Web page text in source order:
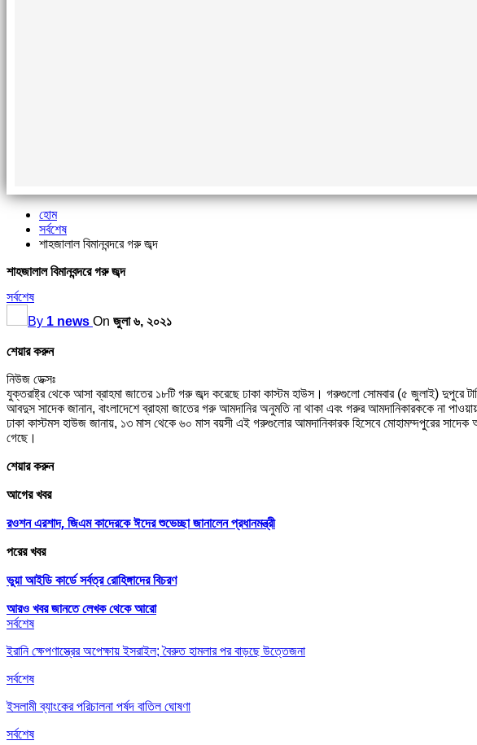
হোম
সর্বশেষ
শাহজালাল বিমানবন্দরে গরু জব্দ
শাহজালাল বিমানবন্দরে গরু জব্দ
সর্বশেষ
By 1 news On জুলা ৬, ২০২১
শেয়ার করুন
নিউজ ডেক্সঃ
যুক্তরাষ্ট্র থেকে আসা ব্রাহমা জাতের ১৮টি গরু জব্দ করেছে ঢাকা কাস্টম হাউস। গরুগুলো সোমবার (৫ জুলাই) দুপুরে
আবদুস সাদেক জানান, বাংলাদেশে ব্রাহমা জাতের গরু আমদানির অনুমতি না থাকা এবং গরুর আমদানিকারককে না
ঢাকা কাস্টমস হাউজ জানায়, ১৩ মাস থেকে ৬০ মাস বয়সী এই গরুগুলোর আমদানিকারক হিসেবে মোহামম্দপুরের সাদেক
গেছে।
শেয়ার করুন
আগের খবর
রওশন এরশাদ, জিএম কাদেরকে ঈদের শুভেচ্ছা জানালেন প্রধানমন্ত্রী
পরের খবর
ভুয়া আইডি কার্ডে সর্বত্র রোহিঙ্গাদের বিচরণ
আরও খবর জানতে লেখক থেকে আরো
সর্বশেষ
ইরানি ক্ষেপণাস্ত্রের অপেক্ষায় ইসরাইল; বৈরুত হামলার পর বাড়ছে উত্তেজনা
সর্বশেষ
ইসলামী ব্যাংকের পরিচালনা পর্ষদ বাতিল ঘোষণা
সর্বশেষ